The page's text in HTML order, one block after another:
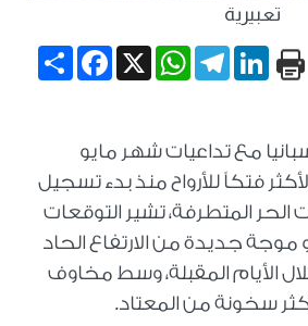
تعبيرية
Share
Facebook X
WhatsApp
TelegramLinkedIn
مع تداعيات شهر مايو
فتكاً للأرواح منذ بدء تسجيل
الحر المتطرفة، تشير التوقعات
موجة جديدة من الارتفاع الحاد
الأيام المقبلة، وسط مخاوف
سخونة من المعتاد.